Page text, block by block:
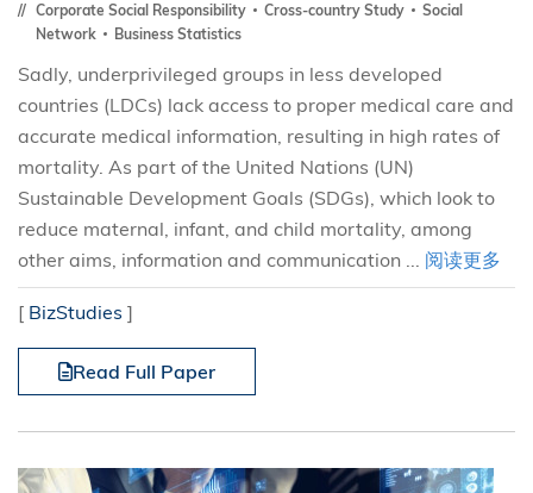
Corporate Social Responsibility Cross-country Study
Social
Network
Business Statistics
Sadly, underprivileged groups in less developed
countries (LDCs) lack access to proper medical care and
accurate medical information, resulting in high rates of
mortality. As part of the United Nations (UN)
Sustainable Development Goals (SDGs), which look to
reduce maternal, infant, and child mortality, among
other aims, information and communication ... 阅读更多
[ BizStudies ]
Read Full Paper